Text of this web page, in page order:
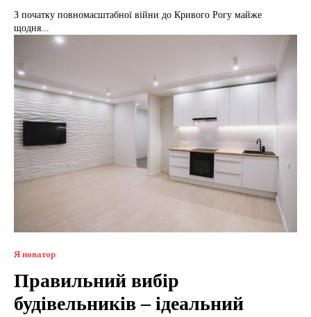
З початку повномасштабної війни до Кривого Рогу майже
щодня...
Я новатор
Правильний вибір
будівельників – ідеальний